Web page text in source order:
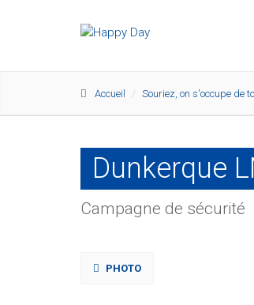
Accueil Souriez, on s'occupe de
Dunkerque
Campagne de sécurité
PHOTO